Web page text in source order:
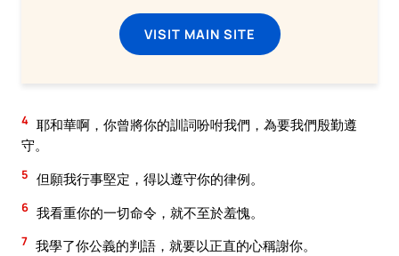
VISIT MAIN SITE
4 耶和華啊，你曾將你的訓詞吩咐我們，為要我們殷勤遵
守。
5 但願我行事堅定，得以遵守你的律例。
6 我看重你的一切命令，就不至於羞愧。
7 我學了你公義的判語，就要以正直的心稱謝你。